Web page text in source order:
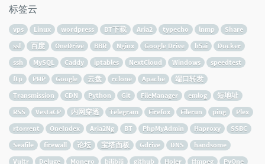
标签云
vps Linux wordpress BT下载 Aria2 typecho lnmp
Share
ssl
百度 OneDrive BBR Nginx Google Drive h5ai
Docker
ssh
MySQL Caddy iptables NextCloud Windows
speedtest
ftp
PHP Google 云盘 rclone Apache
端口转发
Transmission
CDN Python Git FileManager emlog
短地址
RSS
VestaCP 内网穿透 Telegram Firefox Filerun ping
Plex
rtorrent
OneIndex Aria2Ng BT PhpMyAdmin Haproxy
SSBC
Seafile
firewall 论坛 宝塔面板 Gdrive DNS
handsome
Vultr
Deluge Monero bilibili github Holer ffmpeg PyOne